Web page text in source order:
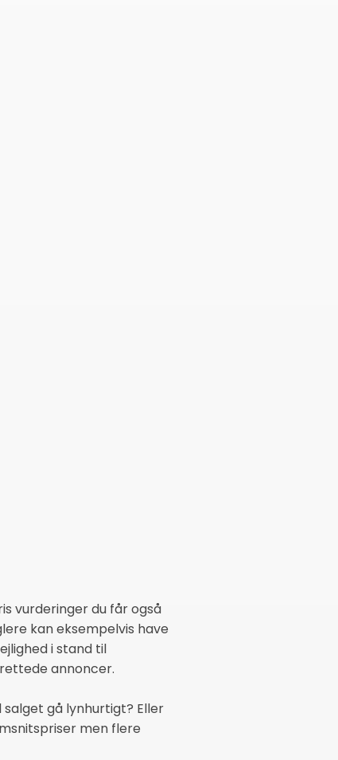
vurderinger du får også
kan eksempelvis have
i stand til
annoncer.
gå lynhurtigt? Eller
men flere